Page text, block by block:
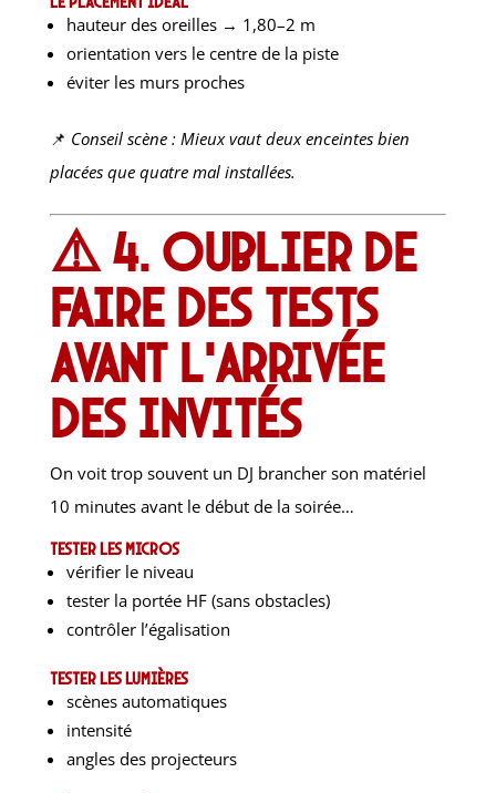
hauteur des oreilles → 1,80–2 m
orientation vers le centre de la piste
éviter les murs proches
📌 Conseil scène : Mieux vaut deux enceintes bien
placées que quatre mal installées.
⚠️ 4. Oublier de
faire des tests
avant l’arrivée
des invités
On voit trop souvent un DJ brancher son matériel
10 minutes avant le début de la soirée…
Tester les micros
vérifier le niveau
tester la portée HF (sans obstacles)
contrôler l’égalisation
Tester les lumières
scènes automatiques
intensité
angles des projecteurs